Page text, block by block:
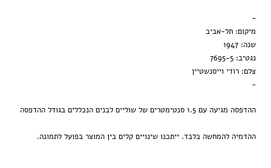
הדפסה בלבד
-
מיקום: תל-אביב
שנה: 1947
נגטיב: 7695-5
צלם: רודי וייסנשטיין
-
ההדפסה מגיעה עם 1.5 סנטימטרים של שוליים לבנים הנכללים בגודל ההדפסה
ההדמיה להמחשה בלבד. ייתכנו שינויים קלים בין המוצר בפועל לתמונה.